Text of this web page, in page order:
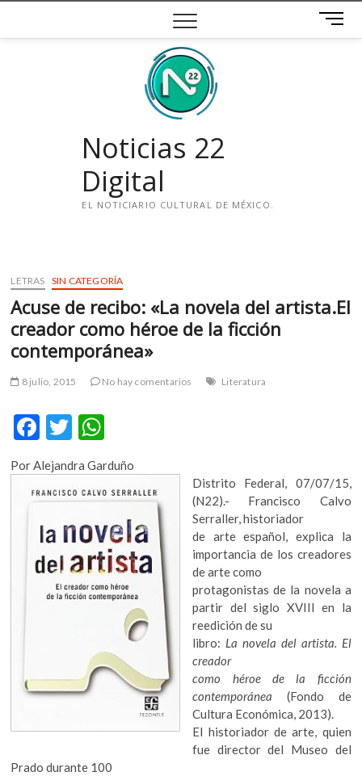
contenido
B
o
Noticias 22
Digital
EL NOTICIARIO CULTURAL DE MÉXICO.
l
e
r
LETRAS SIN CATEGORÍA
Acuse de recibo: «La novela del artista.El
creador como héroe de la ficción
contemporánea»
8 julio, 2015 No hay comentarios Literatura
F
ac
e
b
o
o
k
T
w
itt
er
h
at
s
A
p
p
Por Alejandra Garduño
Distrito Federal, 07/07/15,
(N22).- Francisco Calvo
Serraller, historiador
de arte español, explica la
importancia de los creadores
de arte como
protagonistas de la novela a
partir del siglo XVIII en la
reedición de su
libro: La novela del artista. El
creador
como héroe de la ficción
contemporánea (Fondo de
Cultura Económica, 2013).
El historiador de arte, quien
fue director del Museo del
Prado durante 100